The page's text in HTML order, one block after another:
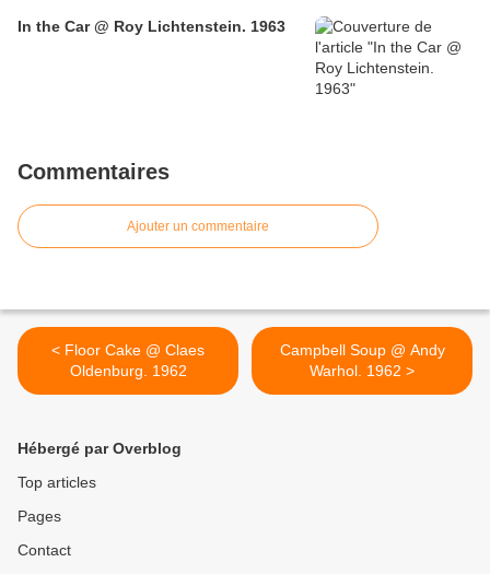
In the Car @ Roy Lichtenstein. 1963
Commentaires
Ajouter un commentaire
< Floor Cake @ Claes
Oldenburg. 1962
Campbell Soup @ Andy
Warhol. 1962 >
Hébergé par Overblog
Top articles
Pages
Contact